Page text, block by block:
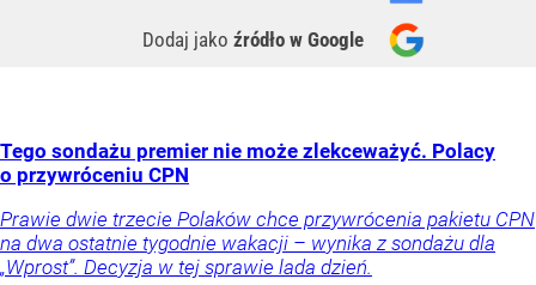
Dodaj jako źródło w Google
Tego sondażu premier nie może zlekceważyć. Polacy
o przywróceniu CPN
Prawie dwie trzecie Polaków chce przywrócenia pakietu CPN
na dwa ostatnie tygodnie wakacji – wynika z sondażu dla
„Wprost”. Decyzja w tej sprawie lada dzień.